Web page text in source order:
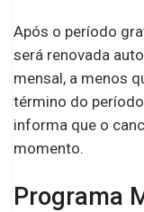
Após o período
será renovada
mensal, a menos
término do
informa que o
momento.
Programa